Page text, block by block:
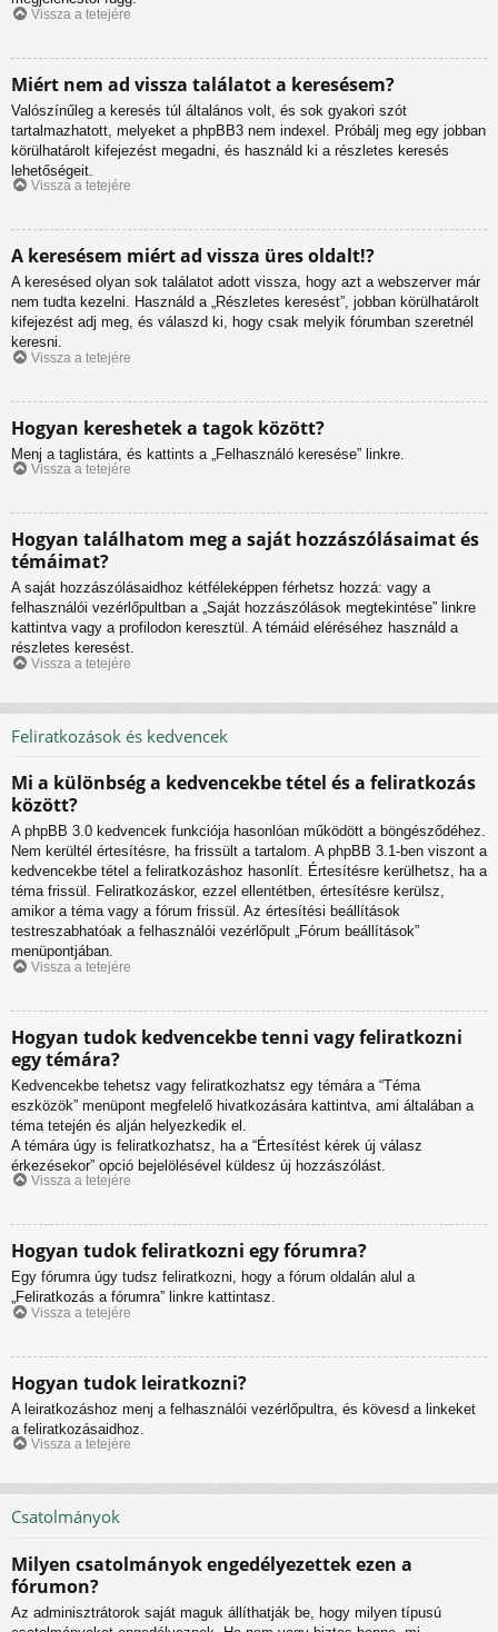
Vissza a tetejére
Miért nem ad vissza találatot a keresésem?
Valószínűleg a keresés túl általános volt, és sok gyakori szót
tartalmazhatott, melyeket a phpBB3 nem indexel. Próbálj meg egy jobban
körülhatárolt kifejezést megadni, és használd ki a részletes keresés
lehetőségeit.
Vissza a tetejére
A keresésem miért ad vissza üres oldalt!?
A keresésed olyan sok találatot adott vissza, hogy azt a webszerver már
nem tudta kezelni. Használd a „Részletes keresést”, jobban körülhatárolt
kifejezést adj meg, és válaszd ki, hogy csak melyik fórumban szeretnél
keresni.
Vissza a tetejére
Hogyan kereshetek a tagok között?
Menj a taglistára, és kattints a „Felhasználó keresése” linkre.
Vissza a tetejére
Hogyan találhatom meg a saját hozzászólásaimat és
témáimat?
A saját hozzászólásaidhoz kétféleképpen férhetsz hozzá: vagy a
felhasználói vezérlőpultban a „Saját hozzászólások megtekintése” linkre
kattintva vagy a profilodon keresztül. A témáid eléréséhez használd a
részletes keresést.
Vissza a tetejére
Feliratkozások és kedvencek
Mi a különbség a kedvencekbe tétel és a feliratkozás
között?
A phpBB 3.0 kedvencek funkciója hasonlóan működött a böngésződéhez.
Nem kerültél értesítésre, ha frissült a tartalom. A phpBB 3.1-ben viszont a
kedvencekbe tétel a feliratkozáshoz hasonlít. Értesítésre kerülhetsz, ha a
téma frissül. Feliratkozáskor, ezzel ellentétben, értesítésre kerülsz,
amikor a téma vagy a fórum frissül. Az értesítési beállítások
testreszabhatóak a felhasználói vezérlőpult „Fórum beállítások”
menüpontjában.
Vissza a tetejére
Hogyan tudok kedvencekbe tenni vagy feliratkozni
egy témára?
Kedvencekbe tehetsz vagy feliratkozhatsz egy témára a “Téma
eszközök” menüpont megfelelő hivatkozására kattintva, ami általában a
téma tetején és alján helyezkedik el.
A témára úgy is feliratkozhatsz, ha a “Értesítést kérek új válasz
érkezésekor” opció bejelölésével küldesz új hozzászólást.
Vissza a tetejére
Hogyan tudok feliratkozni egy fórumra?
Egy fórumra úgy tudsz feliratkozni, hogy a fórum oldalán alul a
„Feliratkozás a fórumra” linkre kattintasz.
Vissza a tetejére
Hogyan tudok leiratkozni?
A leiratkozáshoz menj a felhasználói vezérlőpultra, és kövesd a linkeket
a feliratkozásaidhoz.
Vissza a tetejére
Csatolmányok
Milyen csatolmányok engedélyezettek ezen a
fórumon?
Az adminisztrátorok saját maguk állíthatják be, hogy milyen típusú